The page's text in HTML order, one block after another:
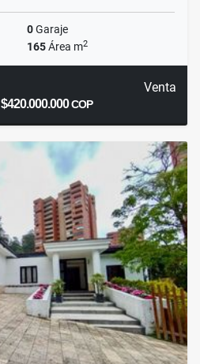
0Garaje
165Área m2
Venta
$420.000.000COP